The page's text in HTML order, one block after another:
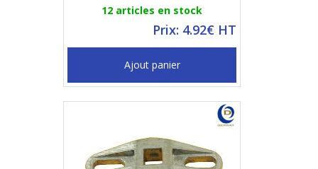
12 articles en stock
Prix: 4.92€ HT
Ajout panier